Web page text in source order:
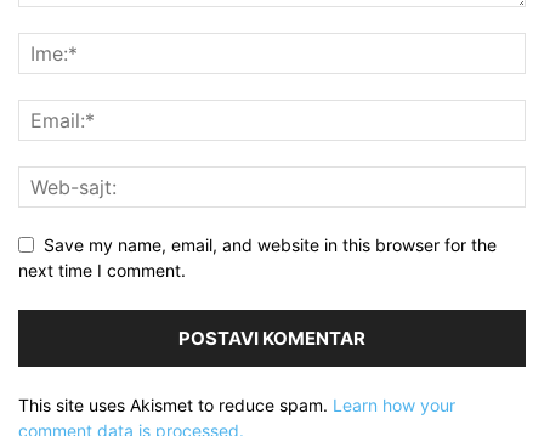
Save my name, email, and website in this browser for the
next time I comment.
This site uses Akismet to reduce spam. Learn how your
comment data is processed.